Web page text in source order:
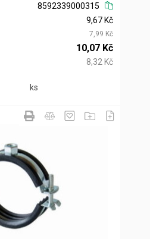
8592339000315
9,67 Kč
7,99 Kč
10,07 Kč
8,32 Kč
ks